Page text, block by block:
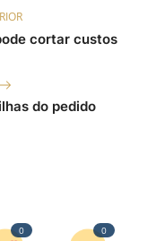
cortar custos
do pedido
0 0